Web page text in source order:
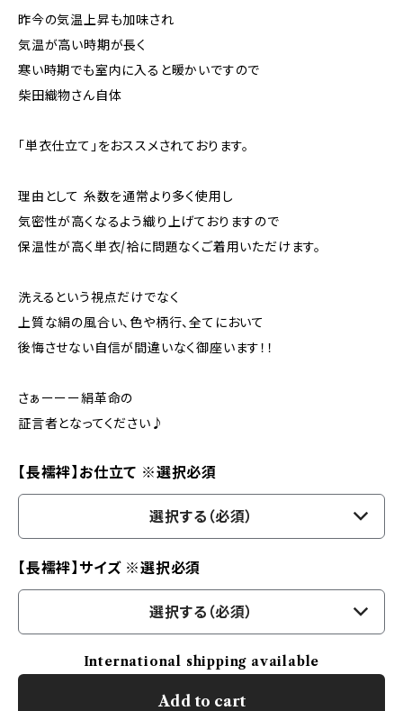
昨今の気温上昇も加味され
気温が高い時期が長く
寒い時期でも室内に入ると暖かいですので
柴田織物さん自体
「単衣仕立て」をおススメされております。
理由として 糸数を通常より多く使用し
気密性が高くなるよう織り上げておりますので
保温性が高く単衣/袷に問題なくご着用いただけます。
洗えるという視点だけでなく
上質な絹の風合い、色や柄行、全てにおいて
後悔させない自信が間違いなく御座います！！
さぁーーー絹革命の
証言者となってください♪
【長襦袢】お仕立て ※選択必須
選択する（必須）
【長襦袢】サイズ ※選択必須
選択する（必須）
International shipping available
Add to cart